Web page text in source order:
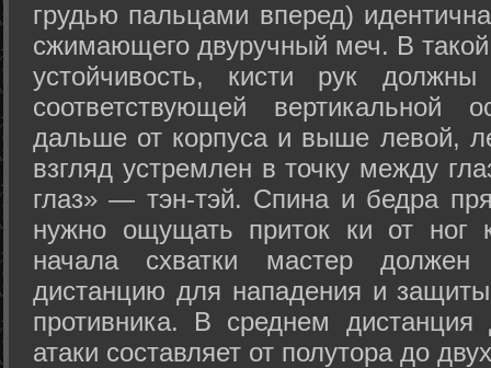
грудью пальцами вперед)
сжимающего двуручный меч. В
устойчивость, кисти рук
соответствующей
дальше от корпуса и выше левой,
взгляд устремлен в точку между
глаз» — тэн-тэй. Спина и бедра
нужно ощущать приток ки от
начала схватки мастер должен
дистанцию для нападения и
противника. В среднем
атаки составляет от полутора до